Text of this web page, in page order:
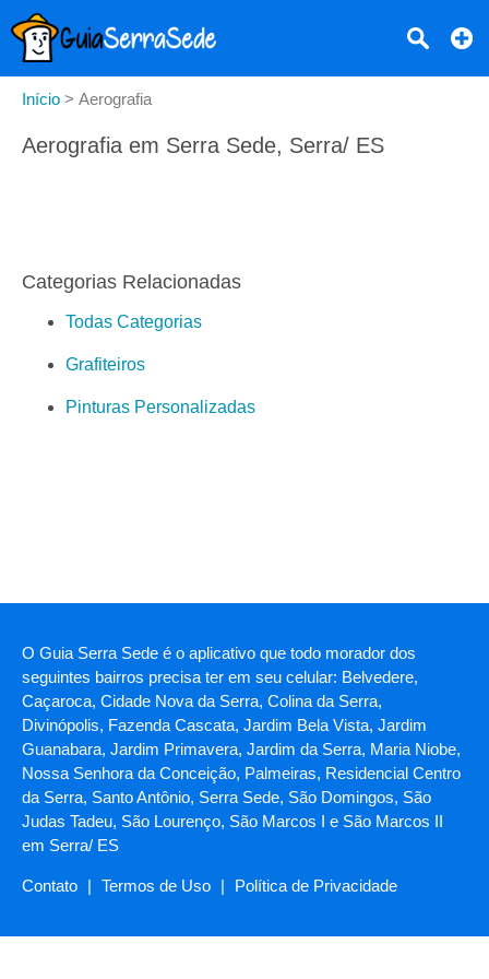
Início > Aerografia
Aerografia em Serra Sede, Serra/ ES
Categorias Relacionadas
Todas Categorias
Grafiteiros
Pinturas Personalizadas
O Guia Serra Sede é o aplicativo que todo morador dos
seguintes bairros precisa ter em seu celular: Belvedere,
Caçaroca, Cidade Nova da Serra, Colina da Serra,
Divinópolis, Fazenda Cascata, Jardim Bela Vista, Jardim
Guanabara, Jardim Primavera, Jardim da Serra, Maria Niobe,
Nossa Senhora da Conceição, Palmeiras, Residencial Centro
da Serra, Santo Antônio, Serra Sede, São Domingos, São
Judas Tadeu, São Lourenço, São Marcos I e São Marcos II
em Serra/ ES
Contato | Termos de Uso | Política de Privacidade